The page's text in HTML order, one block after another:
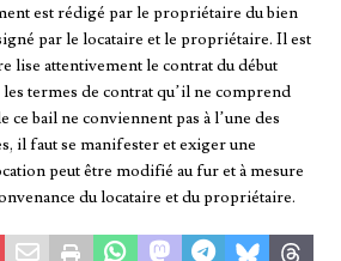
est rédigé par le propriétaire du bien
par le locataire et le propriétaire. Il est
lise attentivement le contrat du début
termes de contrat qu’il ne comprend
ce bail ne conviennent pas à l’une des
il faut se manifester et exiger une
peut être modifié au fur et à mesure
du locataire et du propriétaire.